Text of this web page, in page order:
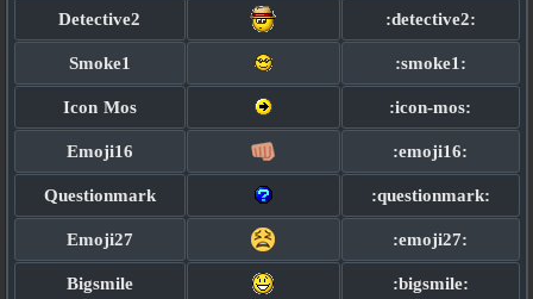
:detective2:
Detective2
:smoke1:
Smoke1
:icon-mos:
Icon Mos
:emoji16:
Emoji16
:questionmark:
Questionmark
:emoji27:
Emoji27
:bigsmile:
Bigsmile